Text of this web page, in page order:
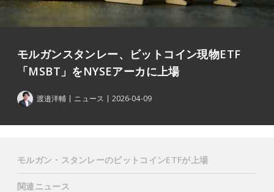
モルガンスタンレー、ビットコイン現物ETF
「MSBT」をNYSEアーカに上場
渡邉洋輔 ニュース 2026-04-09
モルガン・スタンレーのビットコインETFが上場
関連ニュース